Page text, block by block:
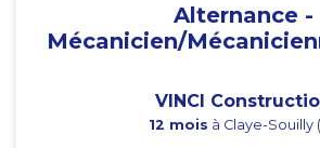
Alternance -
Mécanicien/
VINCI
12 mois à Claye-Souilly